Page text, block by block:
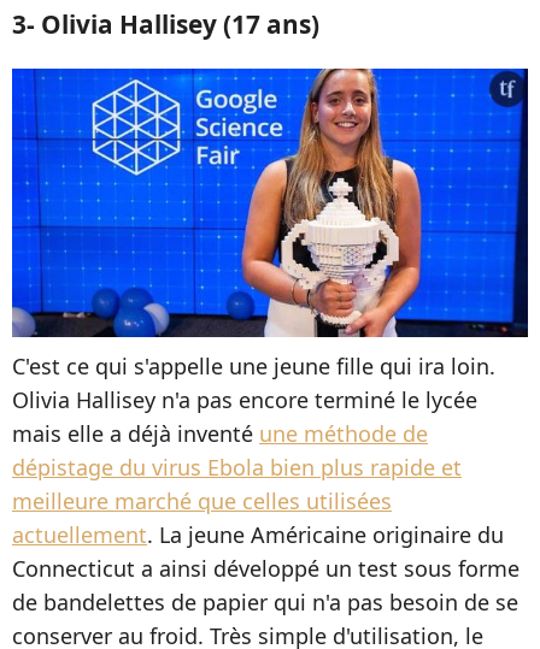
3- Olivia Hallisey (17 ans)
C'est ce qui s'appelle une jeune fille qui ira loin.
Olivia Hallisey n'a pas encore terminé le lycée
mais elle a déjà inventé une méthode de
dépistage du virus Ebola bien plus rapide et
meilleure marché que celles utilisées
actuellement. La jeune Américaine originaire du
Connecticut a ainsi développé un test sous forme
de bandelettes de papier qui n'a pas besoin de se
conserver au froid. Très simple d'utilisation, le